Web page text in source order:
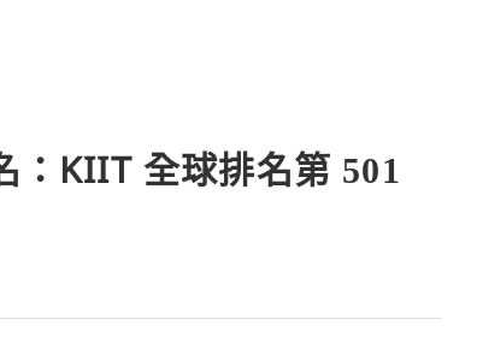
：KIIT 全球排名第 501